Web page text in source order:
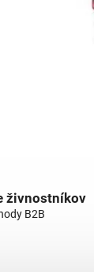
živnostníkov
B2B